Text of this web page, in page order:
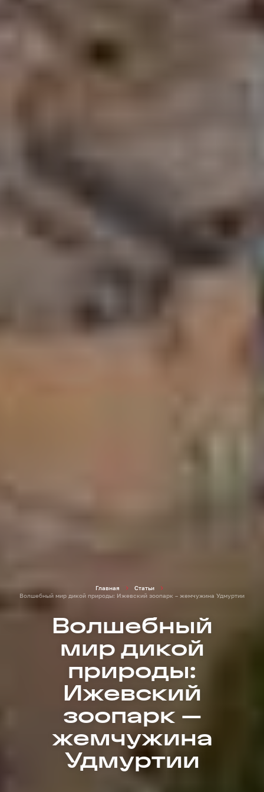
Главная
Статьи
Волшебный мир дикой природы: Ижевский зоопарк – жемчужина Удмуртии
Волшебный
мир дикой
природы:
Ижевский
зоопарк –
жемчужина
Удмуртии